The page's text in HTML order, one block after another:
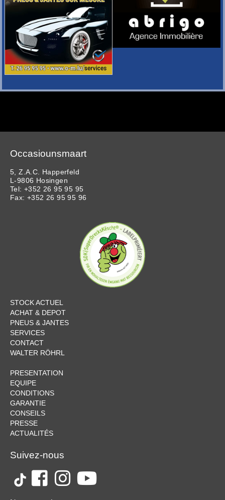
Occasiounsmaart
5, Z.A.C. Happerfeld
L-9806 Hosingen
Tel: +352 26 95 95 95
Fax: +352 26 95 95 96
STOCK ACTUEL
ACHAT & DEPOT
PNEUS & JANTES
SERVICES
CONTACT
WALTER RÖHRL
PRESENTATION
EQUIPE
CONDITIONS
GARANTIE
CONSEILS
PRESSE
ACTUALITÉS
Suivez-nous